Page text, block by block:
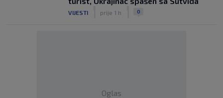
VIJESTI prije 1 h 0
Oglas